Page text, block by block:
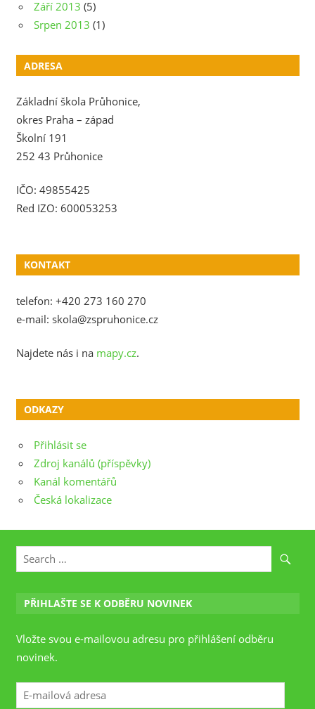
Září 2013 (5)
Srpen 2013 (1)
ADRESA
Základní škola Průhonice,
okres Praha – západ
Školní 191
252 43 Průhonice
IČO: 49855425
Red IZO: 600053253
KONTAKT
telefon: +420 273 160 270
e-mail: skola@zspruhonice.cz
Najdete nás i na mapy.cz.
ODKAZY
Přihlásit se
Zdroj kanálů (příspěvky)
Kanál komentářů
Česká lokalizace
PŘIHLAŠTE SE K ODBĚRU NOVINEK
Vložte svou e-mailovou adresu pro přihlášení odběru
novinek.
E-